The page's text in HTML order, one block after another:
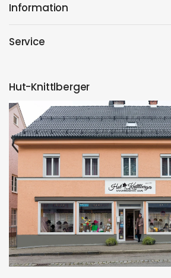
Information
Service
Hut-Knittlberger